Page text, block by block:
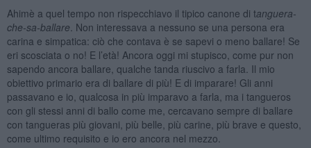
Ahimè a quel tempo non rispecchiavo il tipico canone di tanguera-
che-sa-ballare . Non interessava a nessuno se una persona era
carina e simpatica: ciò che contava è se sapevi o meno ballare! Se
eri scosciata o no! E l’età! Ancora oggi mi stupisco, come pur non
sapendo ancora ballare, qualche tanda riuscivo a farla. Il mio
obiettivo primario era di ballare di più! E di imparare! Gli anni
passavano e io, qualcosa in più imparavo a farla, ma i tangueros
con gli stessi anni di ballo come me, cercavano sempre di ballare
con tangueras più giovani, più belle, più carine, più brave e questo,
come ultimo requisito e io ero ancora nel mezzo.